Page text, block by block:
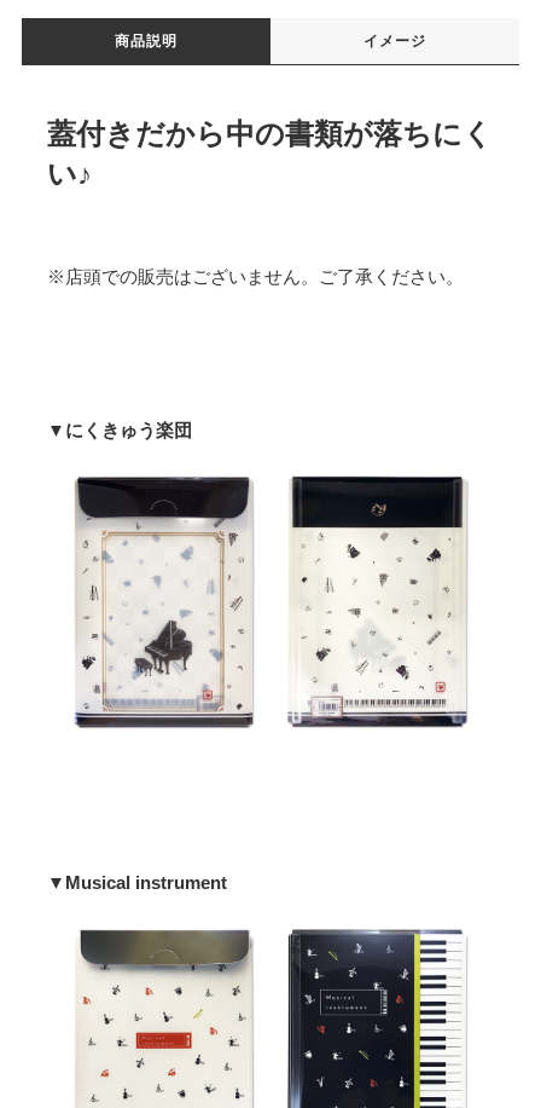
商品説明 イメージ
蓋付きだから中の書類が落ちにく
い♪
※店頭での販売はございません。ご了承ください。
▼にくきゅう楽団
▼Musical instrument